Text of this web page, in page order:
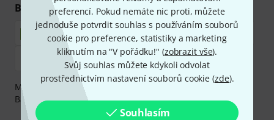
preferencí. Pokud nemáte nic proti, můžete
jednoduše potvrdit souhlas s používáním souborů
cookie pro preference, statistiky a marketing
kliknutím na "V pořádku!" (zobrazit vše).
Svůj souhlas můžete kdykoli odvolat
prostřednictvím nastavení souborů cookie (zde).
Souhlasím
Bezpečný nákup i platba
Můžete bezpečně platit těmito metodami: Dobírka,
Bankovní převod, PayPal nebo Kreditní karta.